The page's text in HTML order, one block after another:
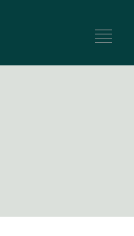
школы Юлии Эрц